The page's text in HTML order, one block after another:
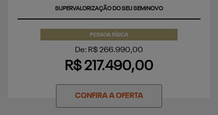
SUPERVALORIZAÇÃO DO SEU SEMINOVO
PESSOA FÍSICA
De: R$ 266.990,00
R$ 217.490,00
CONFIRA A OFERTA